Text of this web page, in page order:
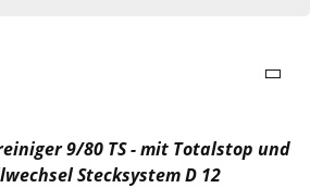
9/80 TS - mit Totalstop und
Stecksystem D 12